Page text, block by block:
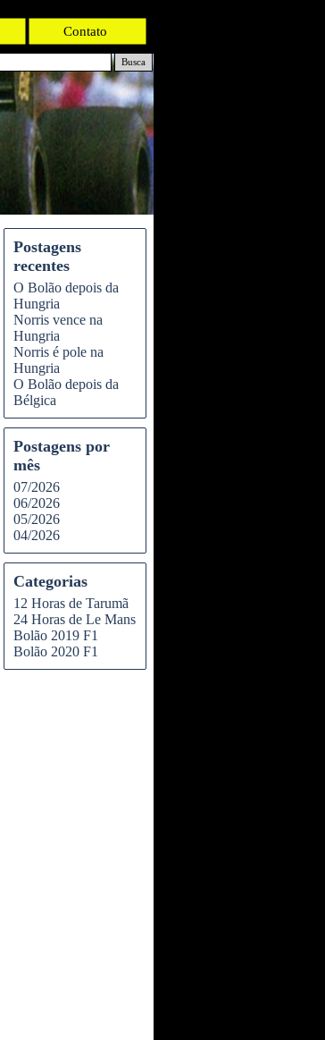
Busca
Contato
Postagens
recentes
O Bolão depois da
Hungria
Norris vence na
Hungria
Norris é pole na
Hungria
O Bolão depois da
Bélgica
Postagens por
mês
07/2026
06/2026
05/2026
04/2026
Categorias
12 Horas de Tarumã
24 Horas de Le Mans
Bolão 2019 F1
Bolão 2020 F1